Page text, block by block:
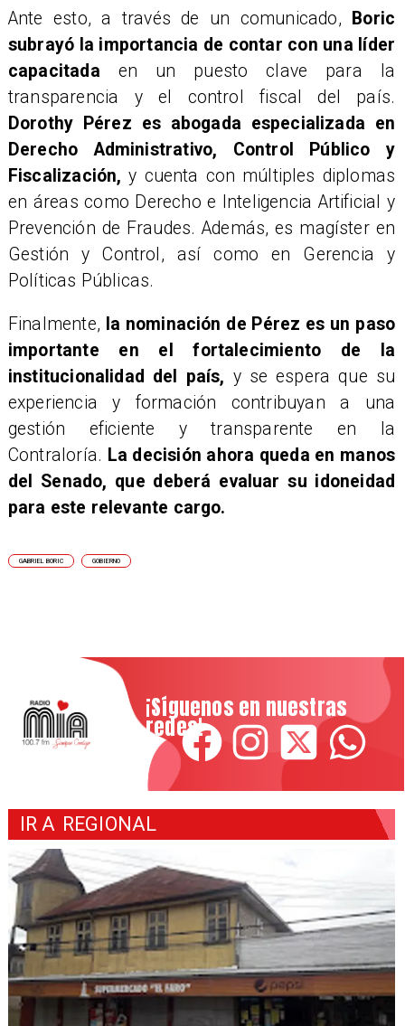
Ante esto, a través de un comunicado,
Boric
subrayó la importancia de contar con una líder
capacitada en un puesto clave para la
transparencia y el control fiscal del país.
Dorothy Pérez es abogada especializada en
Derecho Administrativo, Control Público y
Fiscalización, y cuenta con múltiples diplomas
en áreas como Derecho e Inteligencia Artificial y
Prevención de Fraudes. Además, es magíster en
Gestión y Control, así como en Gerencia y
Políticas Públicas.
Finalmente, la nominación de Pérez es un paso
importante en el fortalecimiento de la
institucionalidad del país, y se espera que su
experiencia y formación contribuyan a una
gestión eficiente y transparente en la
Contraloría. La decisión ahora queda en manos
del Senado, que deberá evaluar su idoneidad
para este relevante cargo.
GABRIEL BORIC GOBIERNO
¡Síguenos en nuestras
redes!
IR A REGIONAL